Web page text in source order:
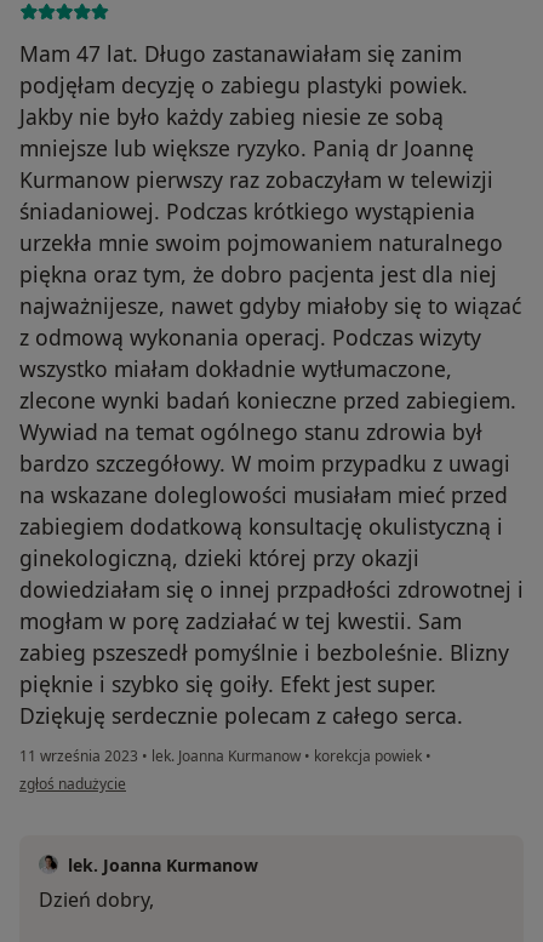
Mam 47 lat. Długo zastanawiałam się zanim
podjęłam decyzję o zabiegu plastyki powiek.
Jakby nie było każdy zabieg niesie ze sobą
mniejsze lub większe ryzyko. Panią dr Joannę
Kurmanow pierwszy raz zobaczyłam w telewizji
śniadaniowej. Podczas krótkiego wystąpienia
urzekła mnie swoim pojmowaniem naturalnego
piękna oraz tym, że dobro pacjenta jest dla niej
najważnijesze, nawet gdyby miałoby się to wiązać
z odmową wykonania operacj. Podczas wizyty
wszystko miałam dokładnie wytłumaczone,
zlecone wynki badań konieczne przed zabiegiem.
Wywiad na temat ogólnego stanu zdrowia był
bardzo szczegółowy. W moim przypadku z uwagi
na wskazane doleglowości musiałam mieć przed
zabiegiem dodatkową konsultację okulistyczną i
ginekologiczną, dzieki której przy okazji
dowiedziałam się o innej przpadłości zdrowotnej i
mogłam w porę zadziałać w tej kwestii. Sam
zabieg pszeszedł pomyślnie i bezboleśnie. Blizny
pięknie i szybko się goiły. Efekt jest super.
Dziękuję serdecznie polecam z całego serca.
11 września 2023 • lek. Joanna Kurmanow • korekcja powiek •
w opinii użytkownika Zadowolona pacjentka Magdalena W
zgłoś nadużycie
lek. Joanna Kurmanow
Dzień dobry,